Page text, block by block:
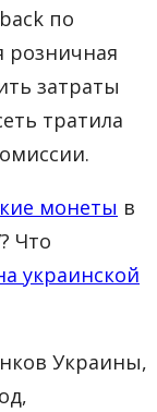
по
розничная
затраты
тратила
монеты в
Что
украинской
Украины,